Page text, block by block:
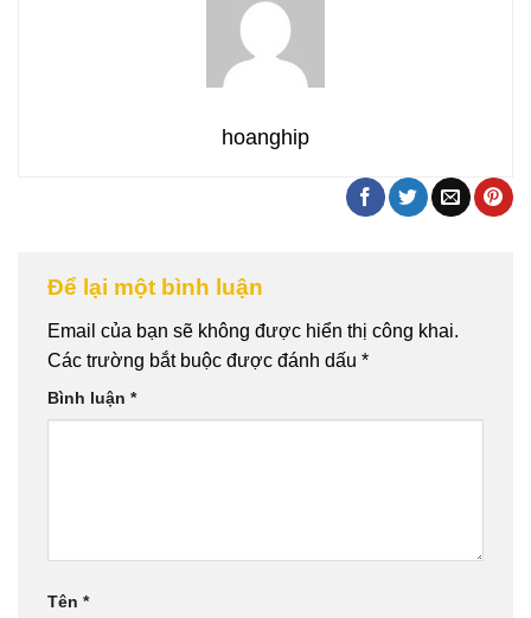
hoanghip
Để lại một bình luận
Email của bạn sẽ không được hiển thị công khai.
Các trường bắt buộc được đánh dấu *
Bình luận *
Tên *